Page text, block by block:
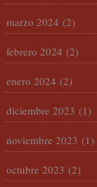
marzo 2024 (2)
febrero 2024 (2)
enero 2024 (2)
diciembre 2023 (1)
noviembre 2023 (1)
octubre 2023 (2)